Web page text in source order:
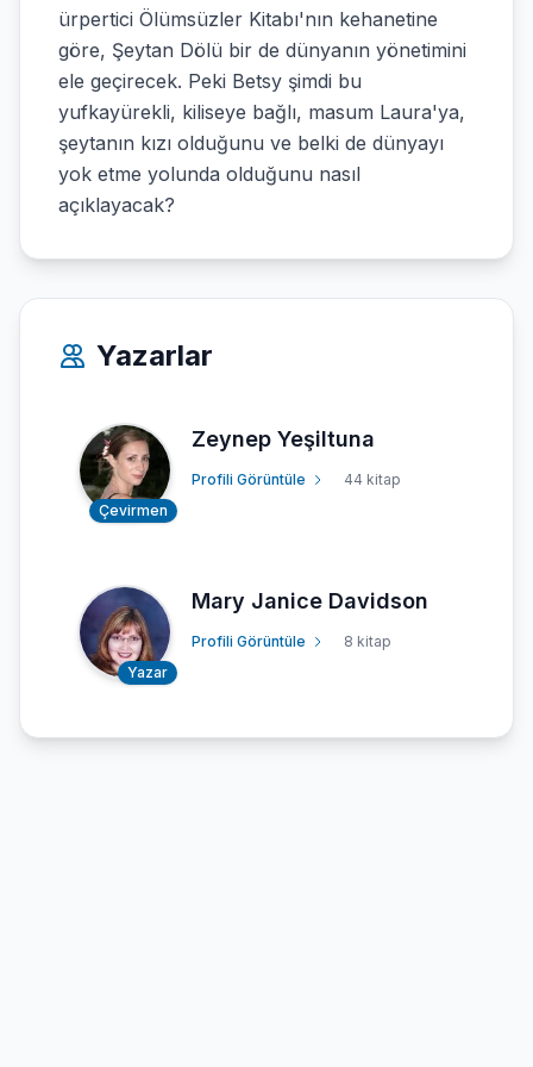
ürpertici Ölümsüzler Kitabı'nın kehanetine
göre, Şeytan Dölü bir de dünyanın yönetimini
ele geçirecek. Peki Betsy şimdi bu
yufkayürekli, kiliseye bağlı, masum Laura'ya,
şeytanın kızı olduğunu ve belki de dünyayı
yok etme yolunda olduğunu nasıl
açıklayacak?
Yazarlar
Çevirmen
Zeynep Yeşiltuna
Profili Görüntüle 44 kitap
Yazar
Mary Janice Davidson
Profili Görüntüle 8 kitap